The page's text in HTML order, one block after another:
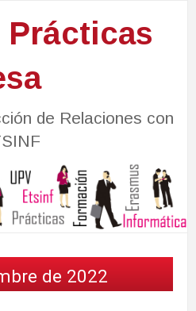
Prácticas
de Relaciones con
de 2022